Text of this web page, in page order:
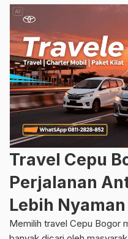
Travel Cepu
Perjalanan
Lebih Nyaman
Memilih travel Cepu Bogor